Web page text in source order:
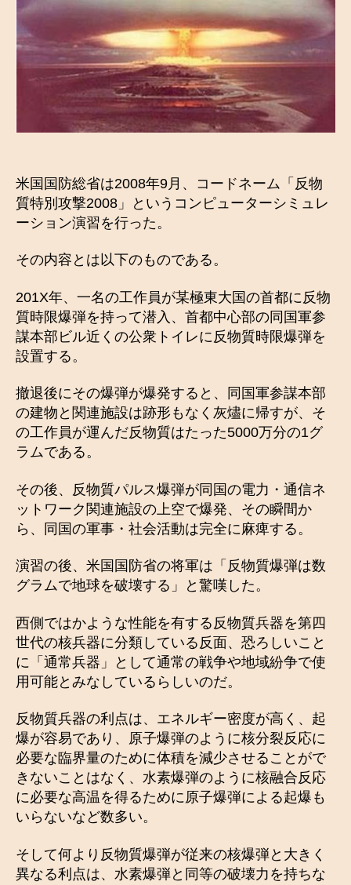
米国国防総省は2008年9月、コードネーム「反物
質特別攻撃2008」というコンピューターシミュレ
ーション演習を行った。
その内容とは以下のものである。
201X年、一名の工作員が某極東大国の首都に反物
質時限爆弾を持って潜入、首都中心部の同国軍参
謀本部ビル近くの公衆トイレに反物質時限爆弾を
設置する。
撤退後にその爆弾が爆発すると、同国軍参謀本部
の建物と関連施設は跡形もなく灰燼に帰すが、そ
の工作員が運んだ反物質はたった5000万分の1グ
ラムである。
その後、反物質パルス爆弾が同国の電力・通信ネ
ットワーク関連施設の上空で爆発、その瞬間か
ら、同国の軍事・社会活動は完全に麻痺する。
演習の後、米国国防省の将軍は「反物質爆弾は数
グラムで地球を破壊する」と驚嘆した。
西側ではかような性能を有する反物質兵器を第四
世代の核兵器に分類している反面、恐ろしいこと
に「通常兵器」として通常の戦争や地域紛争で使
用可能とみなしているらしいのだ。
反物質兵器の利点は、エネルギー密度が高く、起
爆が容易であり、原子爆弾のように核分裂反応に
必要な臨界量のために体積を減少させることがで
きないことはなく、水素爆弾のように核融合反応
に必要な高温を得るために原子爆弾による起爆も
いらないなど数多い。
そして何より反物質爆弾が従来の核爆弾と大きく
異なる利点は、水素爆弾と同等の破壊力を持ちな